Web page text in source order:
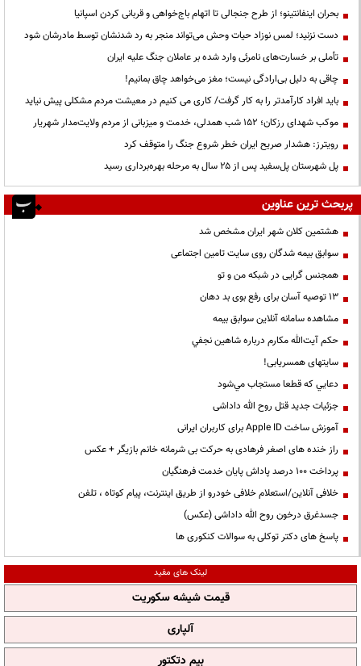
بحران اینفانتینو؛ از طرح جنجالی تا اتهام باج‌خواهی و قربانی کردن اسپانیا
دست نزنید؛ لمس نوزاد حیات وحش می‌تواند منجر به رد شدنشان توسط مادرشان شود
تأملی بر خسارت‌های نامرئی وارد شده بر عاملان جنگ علیه ایران
چاقی به دلیل بی‌ارادگی نیست؛ مغز می‌خواهد چاق بمانیم!
باید افراد کارآمدتر را به کار گرفت/ کاری می کنیم در معیشت مردم مشکلی پیش نیاید
موکب شهدای رزکان؛ ۱۵۲ شب همدلی، خدمت و میزبانی از مردم ولایت‌مدار شهریار
رویترز: هشدار صریح ایران خطر شروع جنگ را متوقف کرد
پل شهرستان پل‌سفید پس از ۲۵ سال به مرحله بهره‌برداری رسید
پربحث ترین عناوین
هشتمین کلان شهر ایران مشخص شد
سوابق بیمه شدگان روی سایت تامین اجتماعی
همجنس گرایی در شبکه من و تو
13 توصیه آسان برای رفع بوی بد دهان
مشاهده سامانه آنلاين سوابق بیمه
حكم آيت‌الله مكارم درباره شاهين نجفي
سایتهای همسریابی!
دعايي كه قطعا مستجاب مي‌شود
جزئیات جدید قتل روح الله داداشی
آموزش ساخت Apple ID برای کاربران ایرانی
راز خنده های اصغر فرهادی به حرکت بی شرمانه خانم بازیگر + عکس
پرداخت ۱۰۰ درصد پاداش پایان خدمت فرهنگیان
خلافی آنلاین/استعلام خلافی خودرو از طریق اینترنت، پیام کوتاه ، تلفن
جسدغرق درخون روح الله داداشی (عکس)
پاسخ های دکتر توکلی به سوالات کنکوری ها
لینک های مفید
قیمت شیشه سکوریت
آلپاری
بیم دتکتور